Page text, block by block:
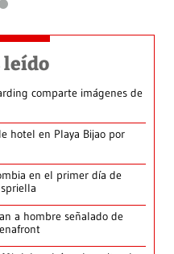
leído
comparte imágenes de
hotel en Playa Bijao por
en el primer día de
a hombre señalado de